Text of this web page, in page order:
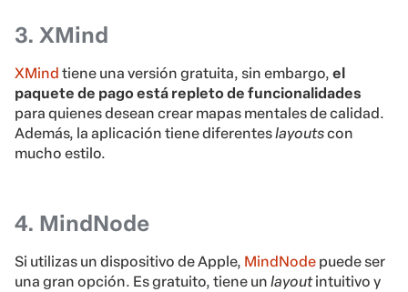
3. XMind
XMind tiene una versión gratuita, sin embargo, el
paquete de pago está repleto de funcionalidades
para quienes desean crear mapas mentales de calidad.
Además, la aplicación tiene diferenteslayoutscon
mucho estilo.
4. MindNode
Si utilizas un dispositivo de Apple, MindNode puede ser
una gran opción. Es gratuito, tiene un layoutintuitivo y